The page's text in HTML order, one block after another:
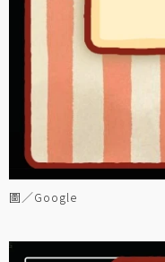
圖／Google